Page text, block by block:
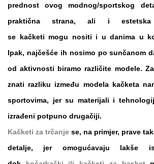
prednost ovog modnog/sportskog
praktična strana, ali i
se kačketi mogu nositi i u danima u
Ipak, najčešće ih nosimo po sunčanom
od aktivnosti biramo različite modele.
znati razliku između modela kačketa
sportovima, jer su materijali i
izrađeni potpuno drugačiji.
Kačketi za trčanje se, na primjer, prave
detalje, jer omogućavaju lakše